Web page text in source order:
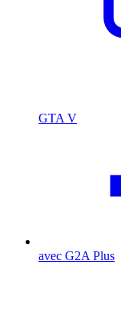
GTA V
avec G2A Plus